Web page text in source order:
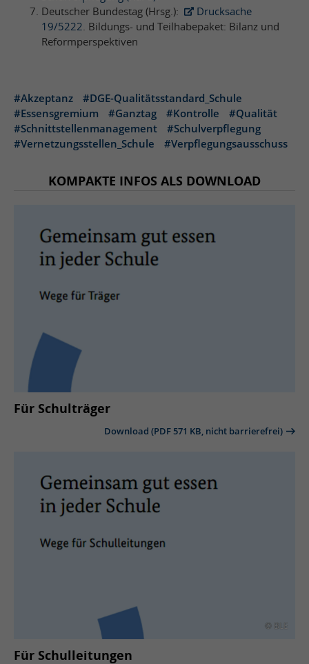
Deutscher Bundestag (Hrsg.):
Drucksache
19/5222 . Bildungs- und Teilhabepaket: Bilanz und
Reformperspektiven
#Akzeptanz
#DGE-Qualitätsstandard_Schule
#Essensgremium
#Ganztag #Kontrolle
#Qualität
#Schnittstellenmanagement
#Schulverpflegung
#Vernetzungsstellen_Schule
#Verpflegungsausschuss
KOMPAKTE INFOS ALS DOWNLOAD
Für Schulträger
Download (PDF 571 KB, nicht barrierefrei)
© BLE
Für Schulleitungen